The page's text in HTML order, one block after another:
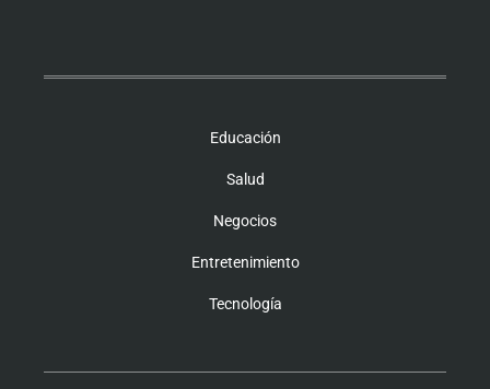
Educación
Salud
Negocios
Entretenimiento
Tecnología